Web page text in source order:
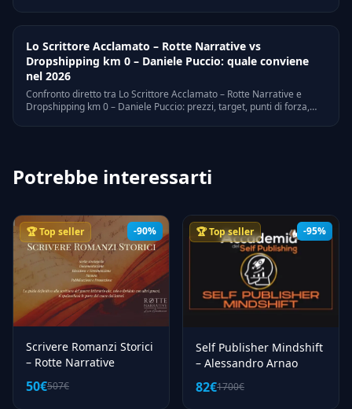
Lo Scrittore Acclamato – Rotte Narrative vs
Dropshipping km 0 – Daniele Puccio: quale conviene
nel 2026
Confronto diretto tra Lo Scrittore Acclamato – Rotte Narrative e
Dropshipping km 0 – Daniele Puccio: prezzi, target, punti di forza,
Potrebbe interessarti
-90%
🏆 Top seller
Scrivere Romanzi Storici
– Rotte Narrative
50€507€
-95%
🏆 Top seller
Self Publisher Mindshift
– Alessandro Arnao
82€1700€